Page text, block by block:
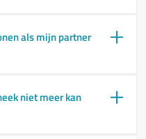
als mijn partner
niet meer kan